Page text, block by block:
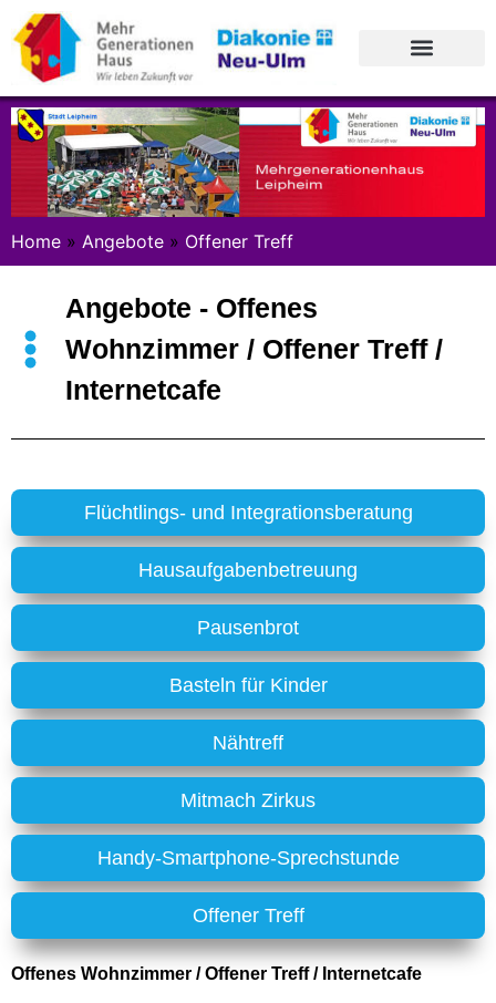
Home » Angebote » Offener Treff
Angebote - Offenes
Wohnzimmer / Offener Treff /
Internetcafe
Flüchtlings- und Integrationsberatung
Hausaufgabenbetreuung
Pausenbrot
Basteln für Kinder
Nähtreff
Mitmach Zirkus
Handy-Smartphone-Sprechstunde
Offener Treff
Offenes Wohnzimmer / Offener Treff / Internetcafe